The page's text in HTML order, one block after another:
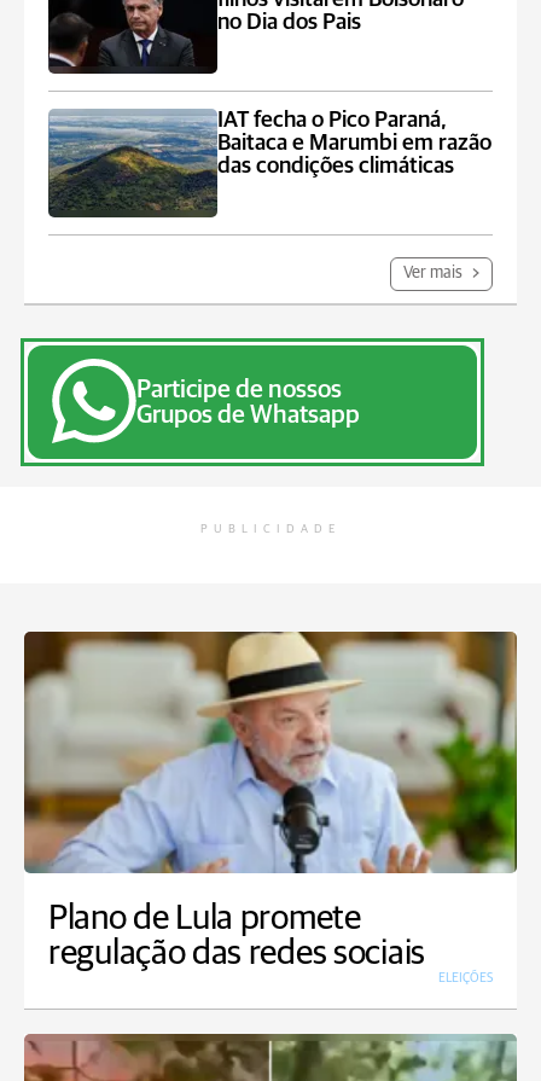
no Dia dos Pais
IAT fecha o Pico Paraná,
Baitaca e Marumbi em razão
das condições climáticas
Ver mais
Participe de nossos
Grupos de Whatsapp
PUBLICIDADE
Plano de Lula promete
regulação das redes sociais
ELEIÇÕES